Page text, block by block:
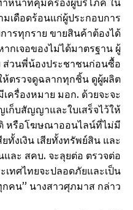
หน้าที่คุ้มครองผู้บริโภค ใน
เดือดร้อนแก่ผู้ประกอบการ
ารทุกราย ขายสินค้าต้องได้
กเจอของไม่ได้มาตรฐาน ผู้
ส่วนพี่น้องประชาชนก่อนซื้อ
ตรวจดูฉลากทุกชิ้น ดูผู้ผลิต
ครื่องหมาย มอก. ด้วยจะจะ
ก็บสัญญาและใบเสร็จไว้ให้
หรือโฆษณาออนไลน์ที่ไม่มี
ทั้งเงิน เสียทั้งทรัพย์สิน และ
ละ สคบ. จะลุยต่อ ตรวจต่อ
เทศไทยจะปลอดภัยและเป็น
คน” นางสาวศุภมาส กล่าว